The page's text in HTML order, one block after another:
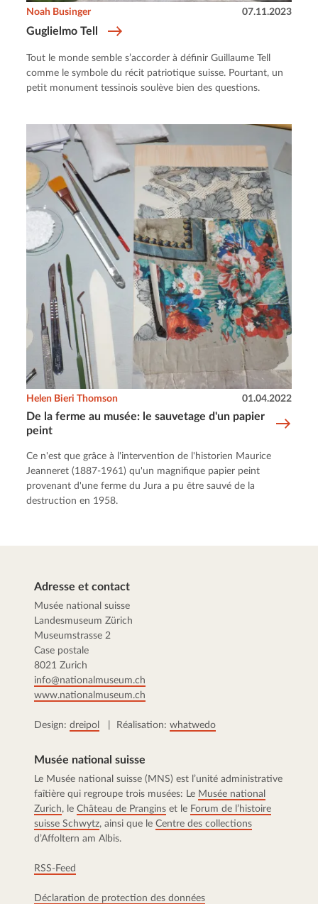
Guglielmo Tell
Noah Businger 07.11.2023
Tout le monde semble s’accorder à définir Guillaume Tell
comme le symbole du récit patriotique suisse. Pourtant, un
petit monument tessinois soulève bien des questions.
De la ferme au musée: le sauvetage d'un papier
peint
Helen Bieri Thomson 01.04.2022
Ce n'est que grâce à l'intervention de l'historien Maurice
Jeanneret (1887-1961) qu'un magnifique papier peint
provenant d'une ferme du Jura a pu être sauvé de la
destruction en 1958.
Adresse et contact
Musée national suisse
Landesmuseum Zürich
Museumstrasse 2
Case postale
8021 Zurich
info@nationalmuseum.ch
www.nationalmuseum.ch
Design: dreipol | Réalisation: whatwedo
Musée national suisse
Le Musée national suisse (MNS) est l’unité administrative
faîtière qui regroupe trois musées: Le Musée national
Zurich, le Château de Prangins et le Forum de l’histoire
suisse Schwytz, ainsi que le Centre des collections
d’Affoltern am Albis.
RSS-Feed
Déclaration de protection des données